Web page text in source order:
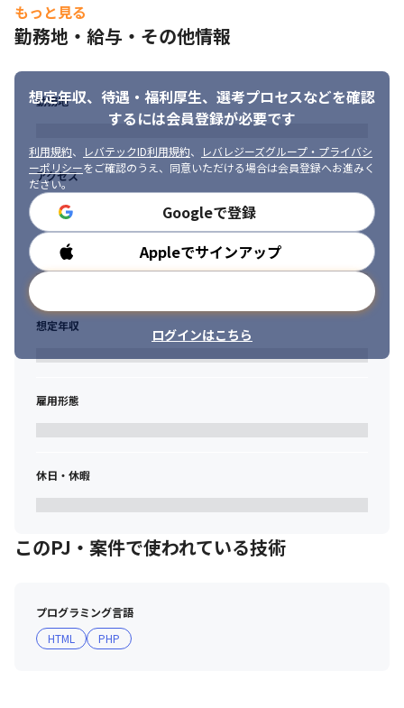
・信頼を獲得する：開発チームとの信頼関係構築と円滑なコミュ
ニケーションによる協力。
出す。
もっと見る
勤務地・給与・その他情報
想定年収、待遇・福利厚生、 選考プロセスなどを確認
するには会員登録が必要です
利用規約、 レバテックID利用規約、
レバレジーズグループ・プライバシ
ーポリシーをご確認のうえ、同意いただける場合は会員登録へお進みく
ださい。
Googleで登録
Appleでサインアップ
ログインはこちら
勤務地
アクセス
勤務時間
想定年収
雇用形態
休日・休暇
このPJ・案件で使われている技術
プログラミング言語
HTML
PHP